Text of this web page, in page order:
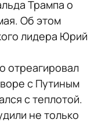
Трампа о
Об этом
лидера Юрий
отреагировал
с Путиным
с теплотой.
не только